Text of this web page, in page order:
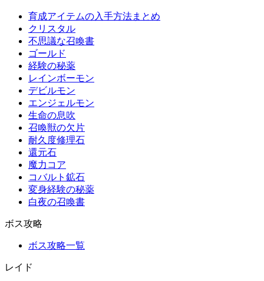
育成アイテムの入手方法まとめ
クリスタル
不思議な召喚書
ゴールド
経験の秘薬
レインボーモン
デビルモン
エンジェルモン
生命の息吹
召喚獣の欠片
耐久度修理石
還元石
魔力コア
コバルト鉱石
変身経験の秘薬
白夜の召喚書
ボス攻略
ボス攻略一覧
レイド